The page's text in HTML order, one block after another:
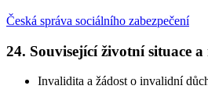
Česká správa sociálního zabezpečení
24. Související životní situace
Invalidita a žádost o invalidní